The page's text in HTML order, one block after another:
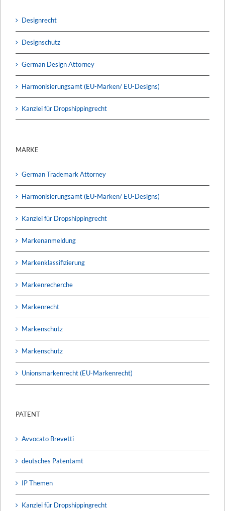
Designrecht
Designschutz
German Design Attorney
Harmonisierungsamt (EU-Marken/ EU-Designs)
Kanzlei für Dropshippingrecht
MARKE
German Trademark Attorney
Harmonisierungsamt (EU-Marken/ EU-Designs)
Kanzlei für Dropshippingrecht
Markenanmeldung
Markenklassifizierung
Markenrecherche
Markenrecht
Markenschutz
Markenschutz
Unionsmarkenrecht (EU-Markenrecht)
PATENT
Avvocato Brevetti
deutsches Patentamt
IP Themen
Kanzlei für Dropshippingrecht